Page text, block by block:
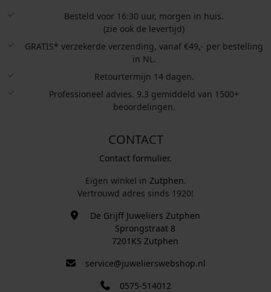
Besteld voor 16:30 uur, morgen in huis.
(zie ook de levertijd)
GRATIS* verzekerde verzending, vanaf €49,- per bestelling
in NL.
Retourtermijn 14 dagen.
Professioneel advies. 9.3 gemiddeld van 1500+
beoordelingen.
CONTACT
Contact formulier.
Eigen winkel in Zutphen.
Vertrouwd adres sinds 1920!
De Grijff Juweliers Zutphen
Sprongstraat 8
7201KS Zutphen
service@juwelierswebshop.nl
0575-514012